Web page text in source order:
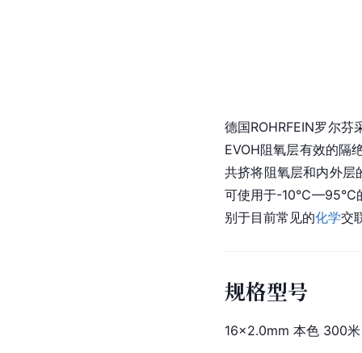
德国ROHRFEIN罗尔
EVOH阻氧层有效的隔
共挤将阻氧层和内外层
可使用于-10℃—95℃的
别于目前常见的化学交
规格型号
16×2.0mm 本色 300